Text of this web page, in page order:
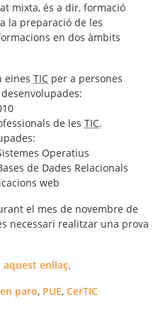
mixta, és a dir, formació
la preparació de les
en dos àmbits
eines TIC per a persones
de les TIC.
Operatius
de Dades Relacionals
web
el mes de novembre de
necessari realitzar una prova
aquest enllaç.
paro, PUE, CerTIC